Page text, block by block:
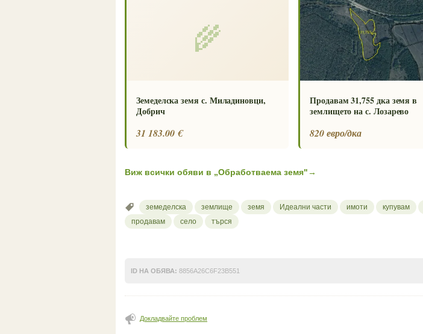
🌾
Земеделска земя с. Миладиновци,
Добрич
31 183.00 €
Продавам 31,755 дка земя в
землището на с. Лозарево
820 евро/дка
Виж всички обяви в „Обработваема земя"→
земеделска землище земя Идеални части имоти купувам
продавам
село търся
ID НА ОБЯВА: 8856A26C6F23B551
Докладвайте проблем